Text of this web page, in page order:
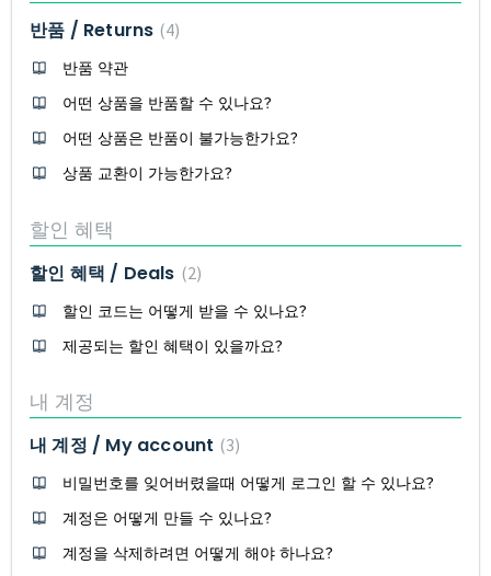
반품 / Returns 4
반품 약관
어떤 상품을 반품할 수 있나요?
어떤 상품은 반품이 불가능한가요?
상품 교환이 가능한가요?
할인 혜택
할인 혜택 / Deals
2
할인 코드는 어떻게 받을 수 있나요?
제공되는 할인 혜택이 있을까요?
내 계정
내 계정 / My account
3
비밀번호를 잊어버렸을때 어떻게 로그인 할 수 있나요?
계정은 어떻게 만들 수 있나요?
계정을 삭제하려면 어떻게 해야 하나요?